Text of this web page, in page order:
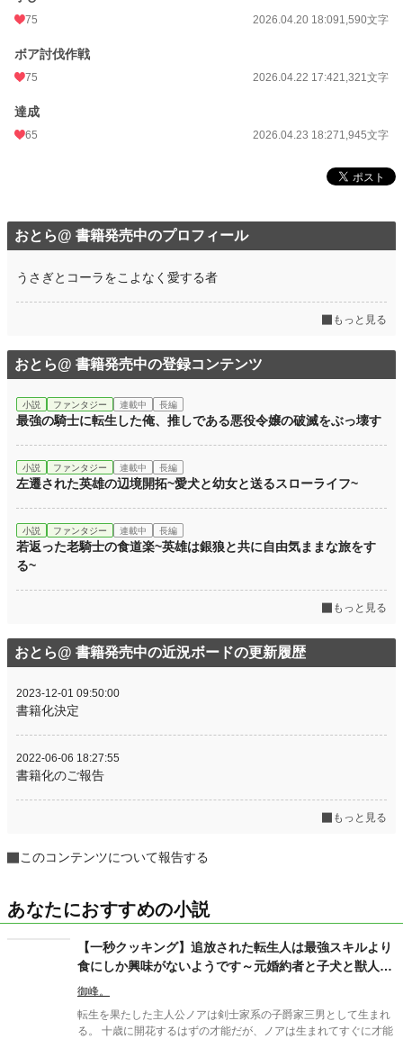
75 2026.04.20 18:091,590文字
ボア討伐作戦
75 2026.04.22 17:421,321文字
達成
65 2026.04.23 18:271,945文字
おとら@ 書籍発売中のプロフィール
うさぎとコーラをこよなく愛する者
もっと見る
おとら@ 書籍発売中の登録コンテンツ
小説 ファンタジー 連載中 長編
最強の騎士に転生した俺、推しである悪役令嬢の破滅をぶっ壊す
小説 ファンタジー 連載中 長編
左遷された英雄の辺境開拓~愛犬と幼女と送るスローライフ~
小説 ファンタジー 連載中 長編
若返った老騎士の食道楽~英雄は銀狼と共に自由気ままな旅をす
る~
もっと見る
おとら@ 書籍発売中の近況ボードの更新履歴
2023-12-01 09:50:00
書籍化決定
2022-06-06 18:27:55
書籍化のご報告
もっと見る
このコンテンツについて報告する
あなたにおすすめの小説
【一秒クッキング】追放された転生人は最強スキルより
食にしか興味がないようです～元婚約者と子犬と獣人族
母娘との旅～
御峰。
転生を果たした主人公ノアは剣士家系の子爵家三男として生まれ
る。 十歳に開花するはずの才能だが、ノアは生まれてすぐに才能